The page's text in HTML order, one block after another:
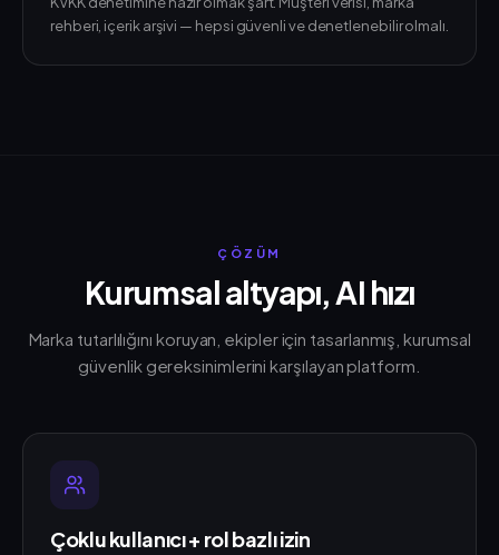
rehberi, içerik arşivi — hepsi güvenli ve denetlenebilir olmalı.
ÇÖZÜM
Kurumsal altyapı, AI hızı
Marka tutarlılığını koruyan, ekipler için tasarlanmış, kurumsal
güvenlik gereksinimlerini karşılayan platform.
Çoklu kullanıcı + rol bazlı izin